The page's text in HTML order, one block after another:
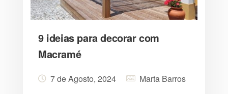
9 ideias para decorar com
Macramé
7 de Agosto, 2024
Marta Barros